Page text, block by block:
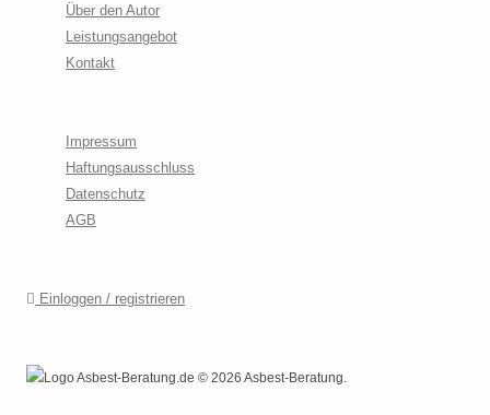
Über den Autor
Leistungsangebot
Kontakt
Impressum
Haftungsausschluss
Datenschutz
AGB
Einloggen / registrieren
© 2026 Asbest-Beratung.